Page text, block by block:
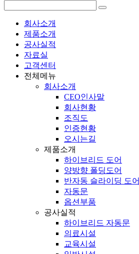
회사소개
제품소개
공사실적
자료실
고객센터
전체메뉴
회사소개
CEO인사말
회사현황
조직도
인증현황
오시는길
제품소개
하이브리드 도어
양방향 폴딩도어
반자동 슬라이딩 도어
자동문
옵션부품
공사실적
하이브리드 자동문
의료시설
교육시설